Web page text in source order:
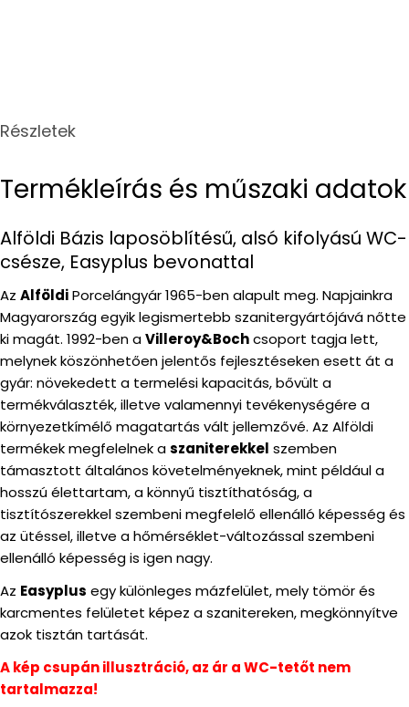
Részletek
Termékleírás és műszaki adatok
Alföldi Bázis laposöblítésű, alsó kifolyású WC-
csésze, Easyplus bevonattal
Az AlföldiPorcelángyár 1965-ben alapult meg. Napjainkra
Magyarország egyik legismertebb szanitergyártójává nőtte
ki magát. 1992-ben aVilleroy&Bochcsoport tagja lett,
melynek köszönhetően jelentős fejlesztéseken esett át a
gyár: növekedett a termelési kapacitás, bővült a
termékválaszték, illetve valamennyi tevékenységére a
környezetkímélő magatartás vált jellemzővé. Az Alföldi
termékek megfelelnek aszaniterekkel szemben
támasztott általános követelményeknek, mint például a
hosszú élettartam, a könnyű tisztíthatóság, a
tisztítószerekkel szembeni megfelelő ellenálló képesség és
az ütéssel, illetve a hőmérséklet-változással szembeni
ellenálló képesség is igen nagy.
Az Easyplus egy különleges mázfelület, mely tömör és
karcmentes felületet képez a szanitereken, megkönnyítve
azok tisztán tartását.
A kép csupán illusztráció, az ár a WC-tetőt nem
tartalmazza!